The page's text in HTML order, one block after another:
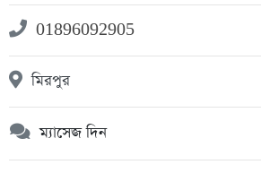
01896092905
মিরপুর
ম্যাসেজ দিন